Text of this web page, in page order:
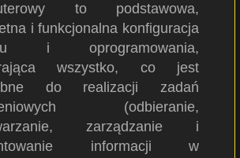
to podstawowa,
i funkcjonalna konfiguracja
i oprogramowania,
wszystko, co jest
do realizacji zadań
(odbieranie,
zarządzanie i
informacji w